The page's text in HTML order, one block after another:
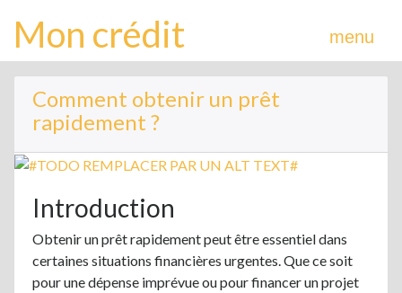
Mon crédit menu
Comment obtenir un prêt
rapidement ?
Introduction
Obtenir un prêt rapidement peut être essentiel dans
certaines situations financières urgentes. Que ce soit
pour une dépense imprévue ou pour financer un projet